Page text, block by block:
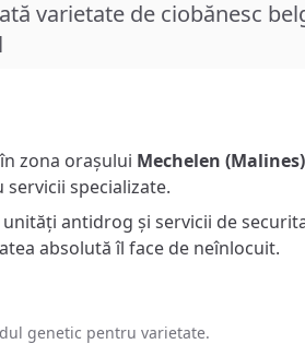
varietate de ciobănesc
zona orașului Mechelen (Malines)
specializate.
antidrog și servicii de
absolută îl face de neînlocuit.
genetic pentru varietate.